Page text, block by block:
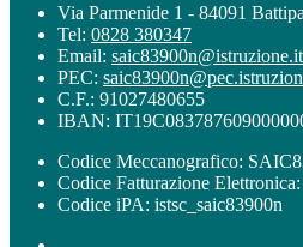
Via Parmenide 1 - 84091
Tel: 0828 380347
Email: saic83900n@istruzione.it
PEC:
C.F.: 91027480655
IBAN:
Codice Meccanografico:
Codice Fatturazione
Codice iPA: istsc_saic83900n